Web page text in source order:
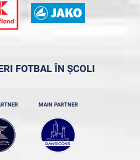
FOTBAL ÎN ȘCOLI
MAIN PARTNER